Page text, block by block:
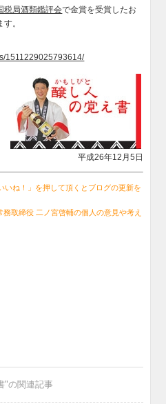
税局酒類鑑評会で金賞を受賞したお
。
1511229025793614/
平成26年12月5日
いね！」を押して頂くとブログの更新を
取締役 二ノ宮啓輔の個人の意見や考え
"の関連記事